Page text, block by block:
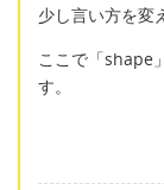
少し言い方を変
ここで「shape
す。